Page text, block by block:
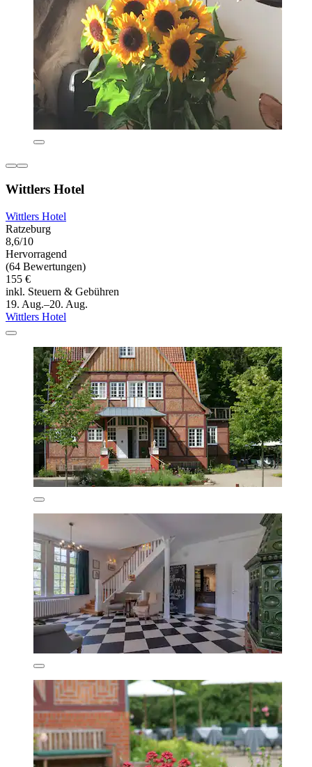
Wittlers Hotel
Wittlers Hotel
Ratzeburg
8,6/10
Hervorragend
(64 Bewertungen)
155 €
inkl. Steuern & Gebühren
19. Aug.–20. Aug.
Wittlers Hotel